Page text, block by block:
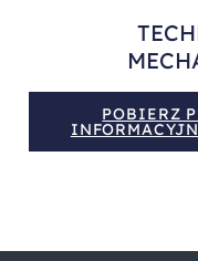
POBIERZ